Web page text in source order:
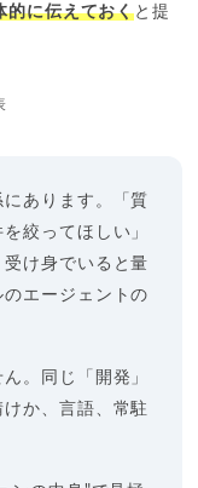
的に伝えておくと提
あります。「質
絞ってほしい」
け身でいると量
エージェントの
。同じ「開発」
か、言語、常駐